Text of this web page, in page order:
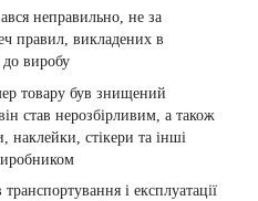
неправильно, не за
правил, викладених в
до виробу
товару був знищений
став нерозбірливим, а також
наклейки, стікери та інші
і експлуатації